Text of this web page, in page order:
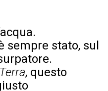
sempre stato, sul
Terra, questo